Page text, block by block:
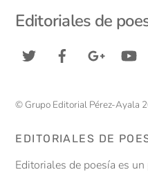
Editoriales de
© Grupo Editorial Pérez-Ayala
EDITORIALES DE
Editoriales de poesía es